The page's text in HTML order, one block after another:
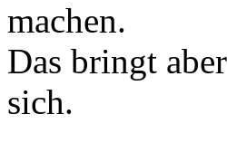
machen.
Das bringt
sich.